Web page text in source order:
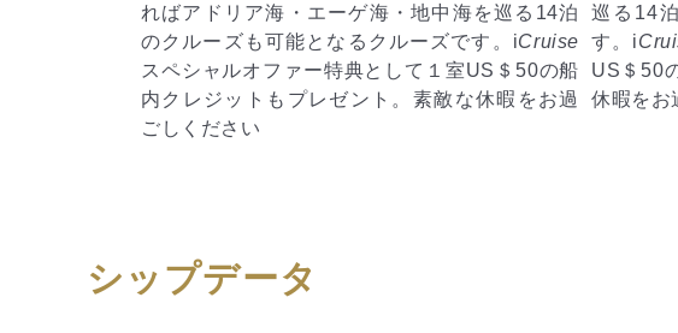
エーゲ海・地中海を巡る14泊
となるクルーズです。iCruise
ー特典として１室US＄50の船
レゼント。素敵な休暇をお過
巡る14泊のクルーズも可能となるク
す。 iCruiseスペシャルオファー特典と
US＄50の船内クレジットもプレゼント
休暇をお過ごしください
シップデータ